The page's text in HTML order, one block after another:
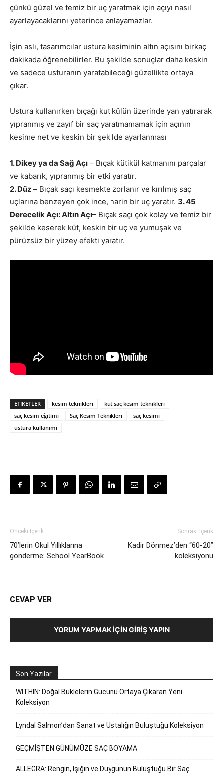
çünkü güzel ve temiz bir uç yaratmak için açıyı nasıl
ayarlayacaklarını yeterince anlayamazlar.
İşin aslı, tasarımcılar ustura kesiminin altın açısını birkaç
dakikada öğrenebilirler. Bu şekilde sonuçlar daha keskin
ve sadece usturanın yaratabileceği güzellikte ortaya
çıkar.
Ustura kullanırken bıçağı kutikülün üzerinde yan yatırarak
yıpranmış ve zayıf bir saç yaratmamamak için açının
kesime net ve keskin bir şekilde ayarlanması
1. Dikey ya da Sağ Açı – Bıçak kütikül katmanını parçalar
ve kabarık, yıpranmış bir etki yaratır.
2. Düz – Bıçak saçı kesmekte zorlanır ve kırılmış saç
uçlarına benzeyen çok ince, narin bir uç yaratır. 3. 45
Derecelik Açı: Altın Açı– Bıçak saçı çok kolay ve temiz bir
şekilde keserek küt, keskin bir uç ve yumuşak ve
pürüzsüz bir yüzey efekti yaratır.
ETIKETLER kesim teknikleri
küt saç kesim teknikleri
saç kesim eğitimi
Saç Kesim Teknikleri
saç kesimi
ustura kullanımı
Önceki İçerik
70’lerin Okul Yıllıklarına
gönderme: School YearBook
Sonraki İçerik
Kadir Dönmez’den “60-20”
koleksiyonu
CEVAP VER
YORUM YAPMAK İÇIN GIRIŞ YAPIN
Son Yazılar
WITHIN: Doğal Buklelerin Gücünü Ortaya Çıkaran Yeni
Koleksiyon
Lyndal Salmon’dan Sanat ve Ustalığın Buluştuğu Koleksiyon
GEÇMİŞTEN GÜNÜMÜZE SAÇ BOYAMA
ALLEGRA: Rengin, Işığın ve Duygunun Buluştuğu Bir Saç